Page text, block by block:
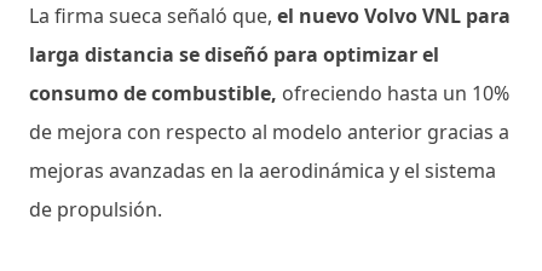
La firma sueca señaló que, el nuevo Volvo VNL para
larga distancia se diseñó para optimizar el
consumo de combustible, ofreciendo hasta un 10%
de mejora con respecto al modelo anterior gracias a
mejoras avanzadas en la aerodinámica y el sistema
de propulsión.